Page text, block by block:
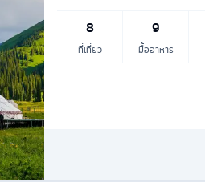
8
ที่เที่ยว
9
มื้ออาหาร